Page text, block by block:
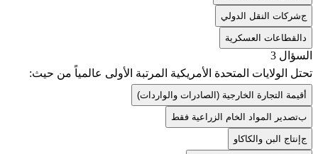
جشركات النقل الدولي
د القطاعات العسكرية
السؤال 3
تحتل الولايات المتحدة الأمريكية المرتبة الأولى عالمياً من حيث:
أقيمة التجارة الخارجية (الصادرات والواردات)
بتصدير المواد الخام الزراعية فقط
ج إنتاج البن والكاكاو